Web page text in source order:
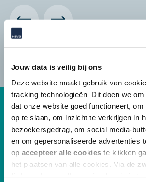
Jouw data is veilig bij ons
Deze website maakt gebruik van
tracking technologieën. Dit doen we
dat onze website goed functioneert,
op te slaan, om inzicht te verkrijgen in
bezoekersgedrag, om social media-
en om gepersonaliseerde advertenties
op accepteer alle cookies te klikken
het plaatsen van alle cookies. Via de